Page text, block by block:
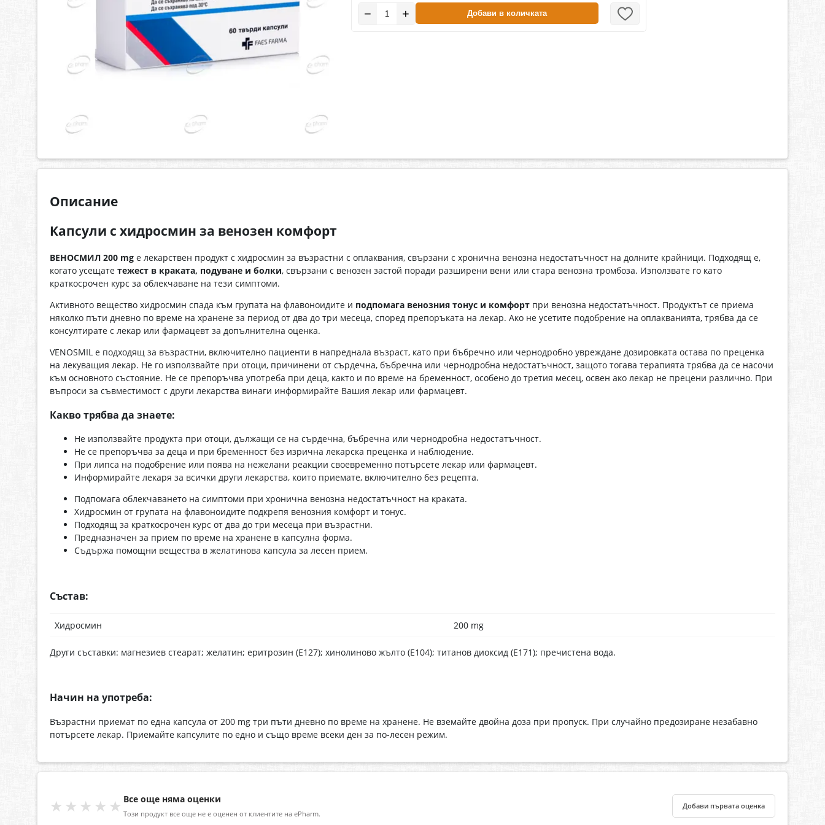
− + Добави в количката
Описание
Капсули с хидросмин за венозен комфорт
ВЕНОСМИЛ 200 mg е лекарствен продукт с хидросмин за възрастни с оплаквания, свързани с хронична венозна недостатъчност на долните крайници. Подходящ е,
когато усещате тежест в краката, подуване и болки, свързани с венозен застой поради разширени вени или стара венозна тромбоза. Използвате го като
краткосрочен курс за облекчаване на тези симптоми.
Активното вещество хидросмин спада към групата на флавоноидите и подпомага венозния тонус и комфорт при венозна недостатъчност. Продуктът се приема
няколко пъти дневно по време на хранене за период от два до три месеца, според препоръката на лекар. Ако не усетите подобрение на оплакванията, трябва да се
консултирате с лекар или фармацевт за допълнителна оценка.
VENOSMIL е подходящ за възрастни, включително пациенти в напреднала възраст, като при бъбречно или чернодробно увреждане дозировката остава по преценка
на лекуващия лекар. Не го използвайте при отоци, причинени от сърдечна, бъбречна или чернодробна недостатъчност, защото тогава терапията трябва да се насочи
към основното състояние. Не се препоръчва употреба при деца, както и по време на бременност, особено до третия месец, освен ако лекар не прецени различно. При
въпроси за съвместимост с други лекарства винаги информирайте Вашия лекар или фармацевт.
Какво трябва да знаете:
Не използвайте продукта при отоци, дължащи се на сърдечна, бъбречна или чернодробна недостатъчност.
Не се препоръчва за деца и при бременност без изрична лекарска преценка и наблюдение.
При липса на подобрение или поява на нежелани реакции своевременно потърсете лекар или фармацевт.
Информирайте лекаря за всички други лекарства, които приемате, включително без рецепта.
Подпомага облекчаването на симптоми при хронична венозна недостатъчност на краката.
Хидросмин от групата на флавоноидите подкрепя венозния комфорт и тонус.
Подходящ за краткосрочен курс от два до три месеца при възрастни.
Предназначен за прием по време на хранене в капсулна форма.
Съдържа помощни вещества в желатинова капсула за лесен прием.
Състав:
Хидросмин 200 mg
Други съставки: магнезиев стеарат; желатин; еритрозин (Е127); хинолиново жълто (Е104); титанов диоксид (Е171); пречистена вода.
Начин на употреба:
Възрастни приемат по една капсула от 200 mg три пъти дневно по време на хранене. Не вземайте двойна доза при пропуск. При случайно предозиране незабавно
потърсете лекар. Приемайте капсулите по едно и също време всеки ден за по-лесен режим.
★★★★★ Все още няма оценки
Този продукт все още не е оценен от клиентите на ePharm.
Добави първата оценка